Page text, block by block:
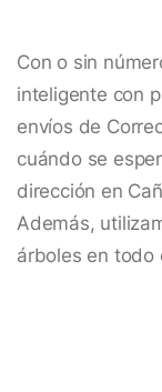
Con o sin
inteligente con
envíos de
cuándo se
dirección en
Además,
árboles en todo